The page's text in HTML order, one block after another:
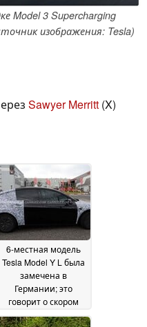
Model 3 Supercharging
изображения: Tesla)
Sawyer Merritt (X)
6-местная модель
Tesla Model Y L была
замечена в
Германии; это
говорит о скором
запуске в Европе13